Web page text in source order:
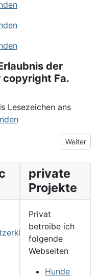
der
Fa.
Lesezeichen ans
Nächster
Weiter
private
Projekte
Privat
betreibe ich
folgende
Webseiten
Hunde